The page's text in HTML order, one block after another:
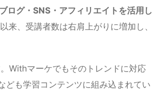
ブログ・SNS・アフィリエイトを活用し
、受講者数は右肩上がりに増加し、
Withマーケでもそのトレンドに対応
ども学習コンテンツに組み込まれてい